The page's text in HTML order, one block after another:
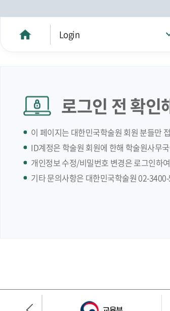
Login
로그인 전 확인
이 페이지는 대한민국학술원 회원 분들만
ID계정은 학술원 회원에 한해 학술원사무
개인정보 수정/비밀번호 변경은 로그인하
기타 문의사항은 대한민국학술원 02-